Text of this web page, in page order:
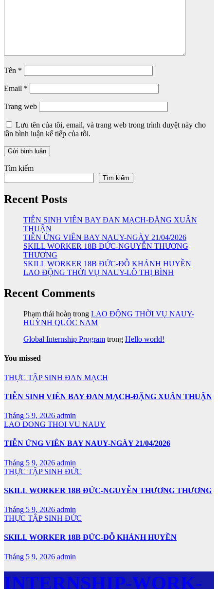
Tên *
Email *
Trang web
Lưu tên của tôi, email, và trang web trong trình duyệt này cho
lần bình luận kế tiếp của tôi.
Tìm kiếm
Tìm kiếm
Recent Posts
TIỄN SINH VIÊN BAY ĐAN MẠCH-ĐẶNG XUÂN
THUẬN
TIỄN ỨNG VIÊN BAY NAUY-NGÀY 21/04/2026
SKILL WORKER 18B ĐỨC-NGUYỄN THƯƠNG
THƯƠNG
SKILL WORKER 18B ĐỨC-ĐỖ KHÁNH HUYỀN
LAO ĐỘNG THỜI VỤ NAUY-LÔ THỊ BÌNH
Recent Comments
Phạm thái hoàn trong LAO ĐỘNG THỜI VỤ NAUY-
HUỲNH QUỐC NAM
Global Internship Program trong Hello world!
You missed
THỰC TẬP SINH ĐAN MẠCH
TIỄN SINH VIÊN BAY ĐAN MẠCH-ĐẶNG XUÂN THUẬN
Tháng 5 9, 2026 admin
LAO DONG THOI VU NAUY
TIỄN ỨNG VIÊN BAY NAUY-NGÀY 21/04/2026
Tháng 5 9, 2026 admin
THỰC TẬP SINH ĐỨC
SKILL WORKER 18B ĐỨC-NGUYỄN THƯƠNG THƯƠNG
Tháng 5 9, 2026 admin
THỰC TẬP SINH ĐỨC
SKILL WORKER 18B ĐỨC-ĐỖ KHÁNH HUYỀN
Tháng 5 9, 2026 admin
INTERNSHIP-WORK-